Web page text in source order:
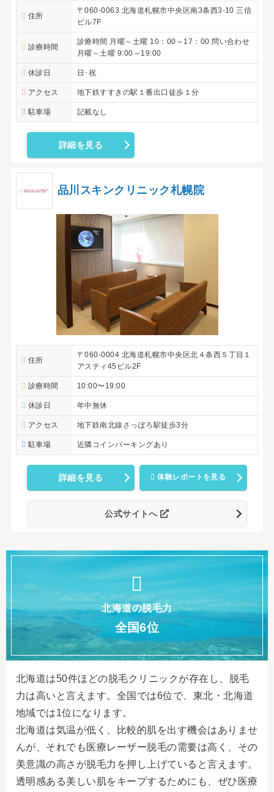
住所
〒060-0063 北海道札幌市中央区南3条西3-10 三信
ビル7F
診療時間
診療時間 月曜～土曜 10：00～17：00 問い合わせ
月曜～土曜 9:00～19:00
休診日 日･祝
アクセス 地下鉄すすきの駅１番出口徒歩１分
駐車場 記載なし
詳細を見る
品川スキンクリニック札幌院
住所
〒060-0004 北海道札幌市中央区北４条西５丁目１
アスティ45ビル2F
診療時間 10:00〜19:00
休診日 年中無休
アクセス 地下鉄南北線さっぽろ駅徒歩3分
駐車場 近隣コインパーキングあり
詳細を見る 体験レポートを見る
公式サイトへ
北海道の脱毛力
全国6位
北海道は50件ほどの脱毛クリニックが存在し、脱毛
力は高いと言えます。全国では6位で、東北・北海道
地域では1位になります。
北海道は気温が低く、比較的肌を出す機会はありませ
んが、それでも医療レーザー脱毛の需要は高く、その
美意識の高さが脱毛力を押し上げていると言えます。
透明感ある美しい肌をキープするためにも、ぜひ医療